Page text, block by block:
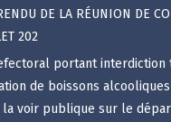
DE LA RÉUNION DE
202
portant interdiction
de boissons
la voir publique sur le